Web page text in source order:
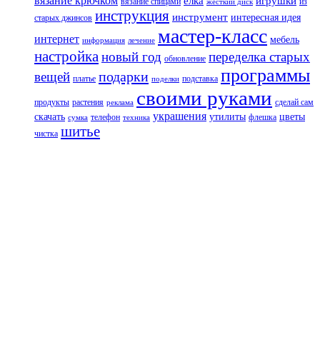
старых джинсов инструкция инструмент интересная идея
интернет информация лечение мастер-класс мебель
настройка новый год обновление переделка старых
вещей платье подарки поделки подставка программы
продукты растения реклама своими руками сделай сам
скачать сумка телефон техника украшения утилиты флешка цветы
чистка шитье